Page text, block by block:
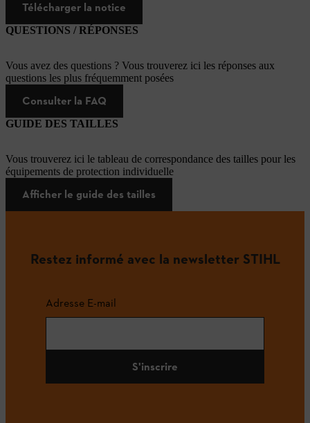
Télécharger la notice
QUESTIONS / RÉPONSES
Vous avez des questions ? Vous trouverez ici les réponses aux
questions les plus fréquemment posées
Consulter la FAQ
GUIDE DES TAILLES
Vous trouverez ici le tableau de correspondance des tailles pour les
équipements de protection individuelle
Afficher le guide des tailles
Restez informé avec la newsletter STIHL
Adresse E-mail
S'inscrire